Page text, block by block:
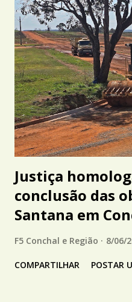
Justiça
conclusão das
Santana em
F5 Conchal e Região 8/06/
COMPARTILHAR POSTAR